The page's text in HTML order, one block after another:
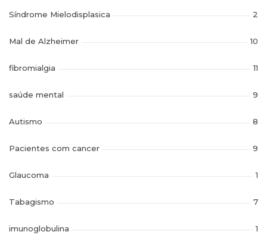
Síndrome Mielodisplasica 2
Mal de Alzheimer 10
fibromialgia 11
saúde mental 9
Autismo 8
Pacientes com cancer 9
Glaucoma 1
Tabagismo 7
imunoglobulina 1